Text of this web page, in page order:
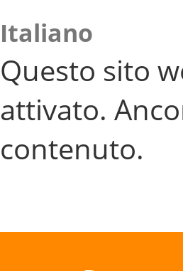
Italiano
Questo sito
attivato.
contenuto.